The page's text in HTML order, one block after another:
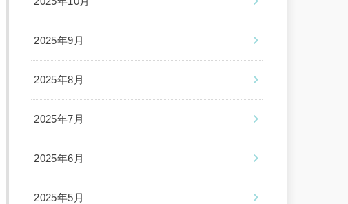
2025年9月
2025年8月
2025年7月
2025年6月
2025年5月